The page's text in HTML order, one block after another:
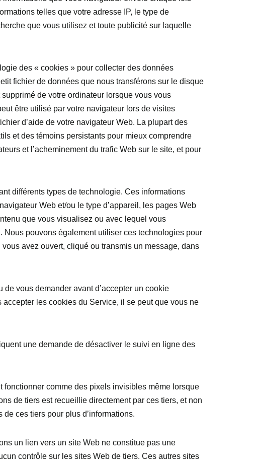
telles que votre adresse IP, le type de
que vous utilisez et toute publicité sur laquelle
des « cookies » pour collecter des données
fichier de données que nous transférons sur le disque
de votre ordinateur lorsque vous vous
être utilisé par votre navigateur lors de visites
d’aide de votre navigateur Web. La plupart des
et des témoins persistants pour mieux comprendre
et l’acheminement du trafic Web sur le site, et pour
différents types de technologie. Ces informations
Web et/ou le type d’appareil, les pages Web
que vous visualisez ou avec lequel vous
pouvons également utiliser ces technologies pour
avez ouvert, cliqué ou transmis un message, dans
vous demander avant d’accepter un cookie
les cookies du Service, il se peut que vous ne
une demande de désactiver le suivi en ligne des
comme des pixels invisibles même lorsque
de tiers est recueillie directement par ces tiers, et non
ces tiers pour plus d’informations.
un lien vers un site Web ne constitue pas une
contrôle sur les sites Web de tiers. Ces autres sites